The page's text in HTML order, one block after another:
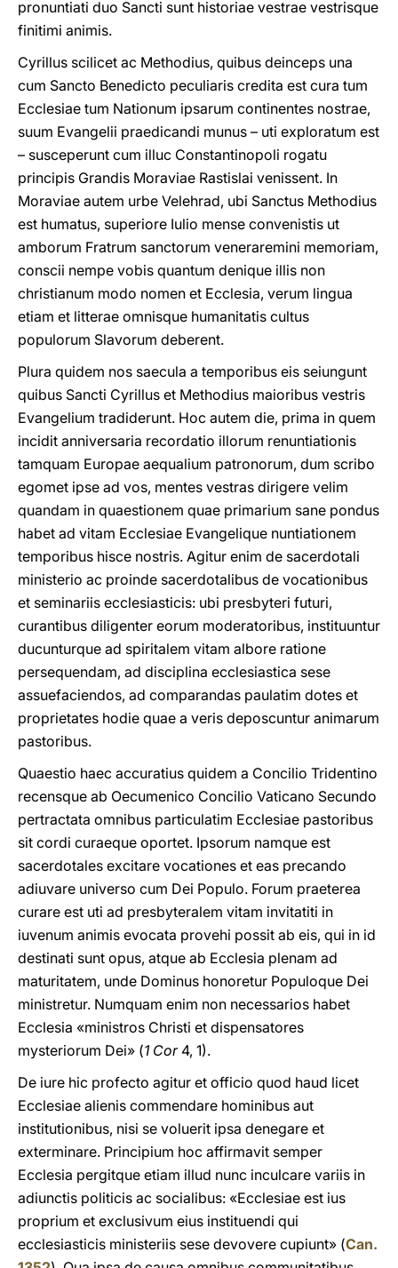
pronuntiati duo Sancti sunt historiae vestrae vestrisque
finitimi animis.
Cyrillus scilicet ac Methodius, quibus deinceps una
cum Sancto Benedicto peculiaris credita est cura tum
Ecclesiae tum Nationum ipsarum continentes nostrae,
suum Evangelii praedicandi munus – uti exploratum est
– susceperunt cum illuc Constantinopoli rogatu
principis Grandis Moraviae Rastislai venissent. In
Moraviae autem urbe Velehrad, ubi Sanctus Methodius
est humatus, superiore Iulio mense convenistis ut
ambοrum Fratrum sanctorum veneraremini memoriam,
conscii nempe vobis quantum denique illis non
christianum modo nomen et Ecclesia, verum lingua
etiam et litterae omnisque humanitatis cultus
populorum Slavorum deberent.
Plura quidem nos saecula a temporibus eis seiungunt
quibus Sancti Cyrillus et Methodius maioribus vestris
Evangelium tradiderunt. Hoc autem die, prima in quem
incidit anniversaria recordatio illorum renuntiationis
tamquam Europae aequalium patronorum, dum scribo
egomet ipse ad vos, mentes vestras dirigere velim
quandam in quaestionem quae primarium sane pondus
habet ad vitam Ecclesiae Evangelique nuntiationem
temporibus hisce nostris. Agitur enim de sacerdotali
ministerio ac proinde sacerdotalibus de vocationibus
et seminariis ecclesiasticis: ubi presbyteri futuri,
curantibus diligenter eorum moderatoribus, instituuntur
ducunturque ad spiritalem vitam albore ratione
persequendam, ad disciplina ecclesiastica sese
assuefaciendos, ad comparandas paulatim dotes et
proprietates hodie quae a veris deposcuntur animarum
pastoribus.
Quaestio haec accuratius quidem a Concilio Tridentino
recensque ab Oecumenico Concilio Vaticano Secundo
pertractata omnibus particulatim Ecclesiae pastoribus
sit cordi curaeque oportet. Ipsorum namque est
sacerdotales excitare vocationes et eas precando
adiuvare universo cum Dei Populo. Forum praeterea
curare est uti ad presbyteralem vitam invitatiti in
iuvenum animis evocata provehi possit ab eis, qui in id
destinati sunt opus, atque ab Ecclesia plenam ad
maturitatem, unde Dominus honoretur Populoque Dei
ministretur. Numquam enim non necessarios habet
Ecclesia «ministros Christi et dispensatores
mysteriorum Dei» (1 Cor4, 1).
De iure hic profecto agitur et officio quod haud licet
Ecclesiae alienis commendare hominibus aut
institutionibus, nisi se voluerit ipsa denegare et
exterminare. Principium hoc affirmavit semper
Ecclesia pergitque etiam illud nunc inculcare variis in
adiunctis politicis ac socialibus: «Ecclesiae est ius
proprium et exclusivum eius instituendi qui
ecclesiasticis ministeriis sese devovere cupiunt» (Can.